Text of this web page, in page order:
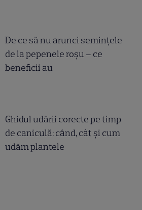
De ce să nu arunci semințele
de la pepenele roșu – ce
beneficii au
Ghidul udării corecte pe timp
de caniculă: când, cât şi cum
udăm plantele